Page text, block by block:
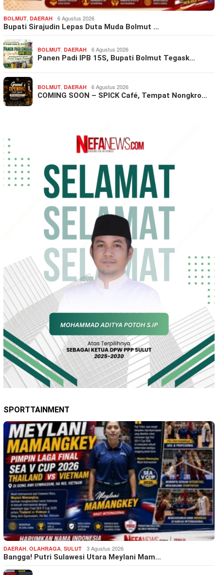
BOLMUT DAERAH 6 Agustus 2026
Bupati Sirajudin Lepas Duta Muda Bolmut …
BOLMUT DAERAH 6 Agustus 2026
Panen Padi IPB 15S, Bupati Bolmut Tegask…
BOLMUT DAERAH 6 Agustus 2026
COMING SOON – SPICK Café, Tempat Nongkro…
SPORTTAINMENT
DAERAH OLAHRAGA SULUT 3 Agustus 2026
Bangga! Putri Sulawesi Utara Meylani Mam…